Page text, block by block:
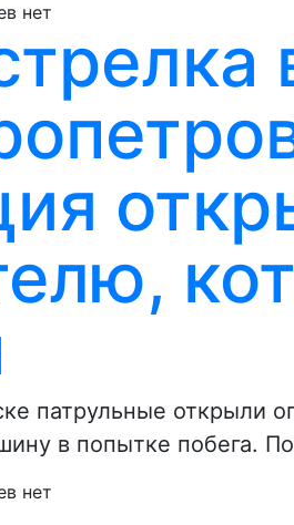
нет
патрульные открыли
в попытке побега.
нет